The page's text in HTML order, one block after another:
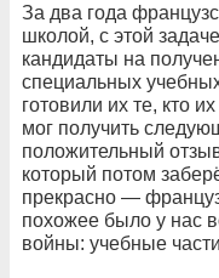
За два года
школой, с этой
кандидаты на
специальных
готовили их те, кто
мог получить
положительный
который потом
прекрасно —
похожее было у нас
войны: учебные